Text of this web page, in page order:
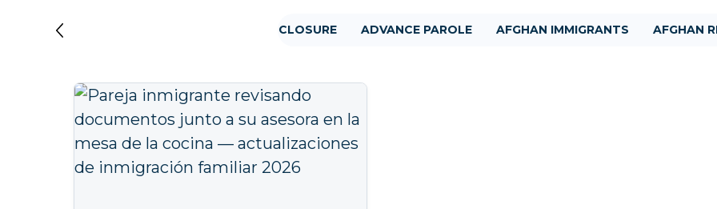
ADMINISTRATIVE CLOSURE ADVANCE PAROLE AFGHAN IMMIGRANTS AFGHAN